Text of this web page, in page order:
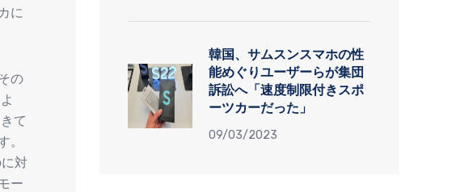
に
の
て
。
対
ー
韓国、サムスンスマホの性
能めぐりユーザーらが集団
訴訟へ「速度制限付きスポ
ーツカーだった」
09/03/2023